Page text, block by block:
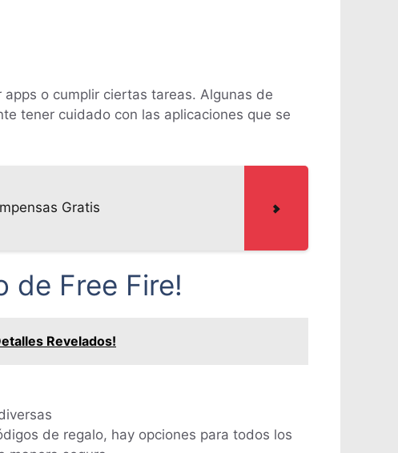
o cumplir ciertas tareas. Algunas de
tener cuidado con las aplicaciones que se
Gratis
de Free Fire!
Revelados!
de regalo, hay opciones para todos los